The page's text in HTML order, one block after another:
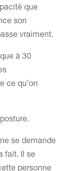
que
son
vraiment.
à 30
ce qu’on
se demande
fait. Il se
personne